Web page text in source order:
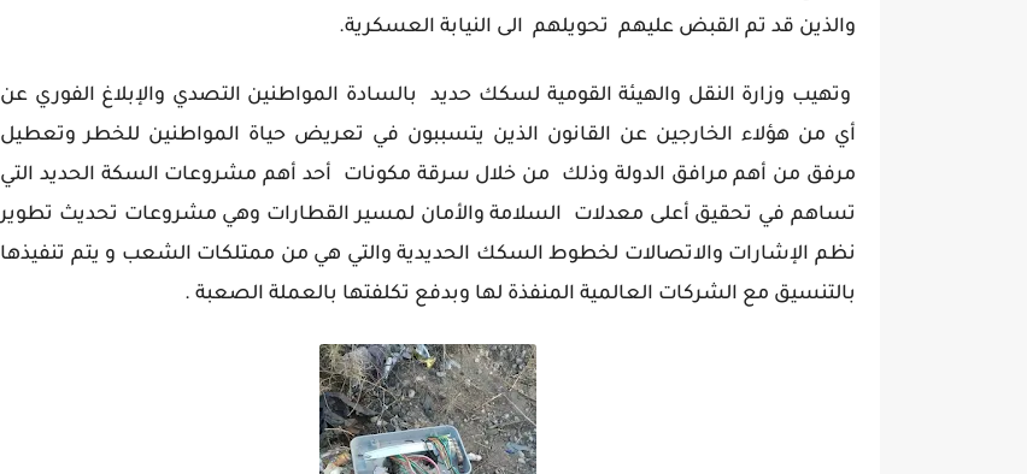
والذين قد تم القبض عليهم تحويلهم الى النيابة العسكرية.
وتهيب وزارة النقل والهيئة القومية لسكك حديد بالسادة المواطنين التصدي والإبلاغ الفوري عن
أي من هؤلاء الخارجين عن القانون الذين يتسببون في تعريض حياة المواطنين للخطر وتعطيل
مرفق من أهم مرافق الدولة وذلك من خلال سرقة مكونات أحد أهم مشروعات السكة الحديد التي
تساهم في تحقيق أعلى معدلات السلامة والأمان لمسير القطارات وهي مشروعات تحديث تطوير
نظم الإشارات والاتصالات لخطوط السكك الحديدية والتي هي من ممتلكات الشعب و يتم تنفيذها
بالتنسيق مع الشركات العالمية المنفذة لها وبدفع تكلفتها بالعملة الصعبة .